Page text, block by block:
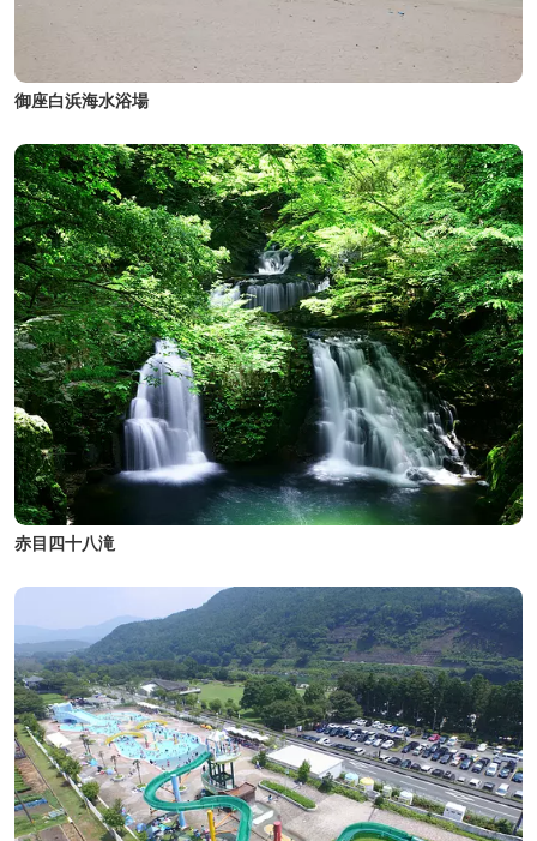
御座白浜海水浴場
赤目四十八滝